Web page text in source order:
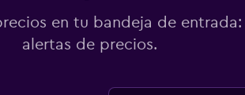
en tu bandeja de entrada:
alertas de precios.